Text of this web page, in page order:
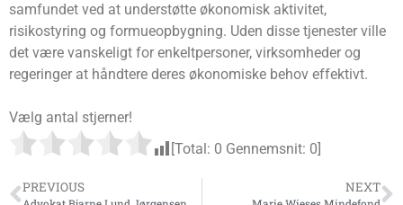
samfundet ved at understøtte økonomisk aktivitet,
risikostyring og formueopbygning. Uden disse tjenester ville
det være vanskeligt for enkeltpersoner, virksomheder og
regeringer at håndtere deres økonomiske behov effektivt.
Vælg antal stjerner!
[Total: 0 Gennemsnit: 0
PREVIOUS NEXT